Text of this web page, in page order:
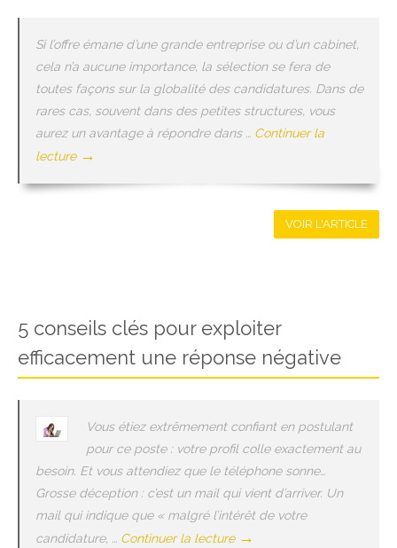
Si l’offre émane d’une grande entreprise ou d’un cabinet,
cela n’a aucune importance, la sélection se fera de
toutes façons sur la globalité des candidatures. Dans de
rares cas, souvent dans des petites structures, vous
aurez un avantage à répondre dans … Continuer la
lecture →
VOIR L'ARTICLE
5 conseils clés pour exploiter
efficacement une réponse négative
Vous étiez extrêmement confiant en postulant
pour ce poste : votre profil colle exactement au
besoin. Et vous attendiez que le téléphone sonne…
Grosse déception : c’est un mail qui vient d’arriver. Un
mail qui indique que « malgré l’intérêt de votre
candidature, … Continuer la lecture →